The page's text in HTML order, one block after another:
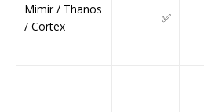
Mimir / Thanos
/ Cortex
✅